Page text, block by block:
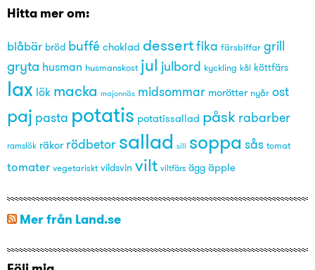
Hitta mer om:
blåbär bröd buffé choklad dessertfika färsbiffar grill
gryta husman husmanskost jul julbord kyckling kål köttfärs
lax lök macka majonnäs midsommar morötter nyår ost
paj pasta potatis potatissallad påsk rabarber
ramslök räkor rödbetor sallad sill soppa sås tomat
tomater vegetariskt vildsvin vilt viltfärs ägg äpple
Mer från Land.se